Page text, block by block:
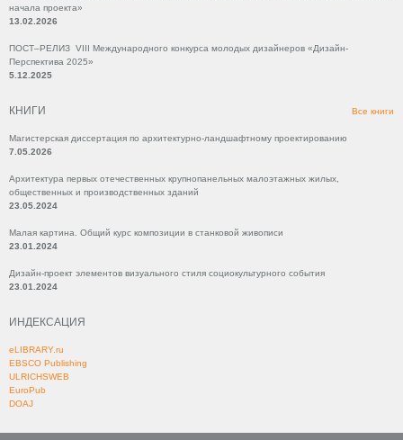
начала проекта»
13.02.2026
ПОСТ–РЕЛИЗ VIII Международного конкурса молодых дизайнеров «Дизайн-
Перспектива 2025»
5.12.2025
КНИГИ Все книги
Магистерская диссертация по архитектурно-ландшафтному проектированию
7.05.2026
Архитектура первых отечественных крупнопанельных малоэтажных жилых,
общественных и производственных зданий
23.05.2024
Малая картина. Общий курс композиции в станковой живописи
23.01.2024
Дизайн-проект элементов визуального стиля социокультурного события
23.01.2024
ИНДЕКСАЦИЯ
eLIBRARY.ru
EBSCO Publishing
ULRICHSWEB
EuroPub
DOAJ